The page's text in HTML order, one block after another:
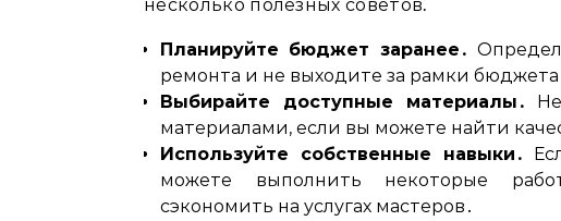
несколько полезных советов⁚
Планируйте бюджет заранее․
ремонта и не выходите за рамки
Выбирайте доступные материалы․
материалами, если вы можете найти
Используйте собственные навыки․
можете выполнить некоторые
сэкономить на услугах мастеров․